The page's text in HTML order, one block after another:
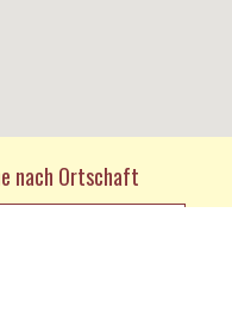
nach Ortschaft